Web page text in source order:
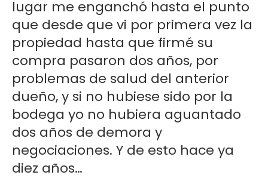
lugar me enganchó hasta el punto
que desde que vi por primera vez la
propiedad hasta que firmé su
compra pasaron dos años, por
problemas de salud del anterior
dueño, y si no hubiese sido por la
bodega yo no hubiera aguantado
dos años de demora y
negociaciones. Y de esto hace ya
diez años…